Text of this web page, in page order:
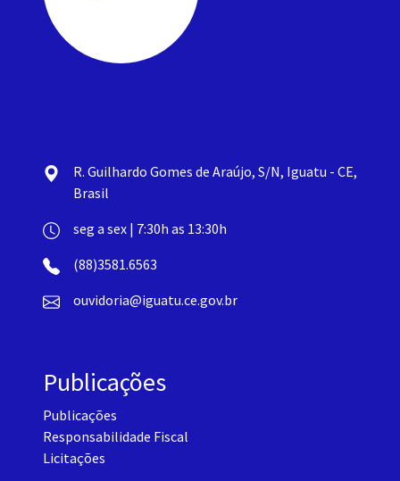
R. Guilhardo Gomes de Araújo, S/N, Iguatu - CE,
Brasil
seg a sex | 7:30h as 13:30h
(88)3581.6563
ouvidoria@iguatu.ce.gov.br
Publicações
Publicações
Responsabilidade Fiscal
Licitações